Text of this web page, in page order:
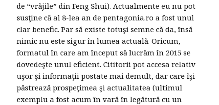
de “vrăjile” din Feng Shui). Actualmente eu nu pot
susţine că al 8-lea an de pentagonia.ro a fost unul
clar benefic. Par să existe totuşi semne că da, însă
nimic nu este sigur în lumea actuală. Oricum,
formatul în care am început să lucrăm în 2015 se
dovedeşte unul eficient. Cititorii pot accesa relativ
uşor şi informaţii postate mai demult, dar care îşi
păstrează prospeţimea şi actualitatea (ultimul
exemplu a fost acum în vară în legătură cu un